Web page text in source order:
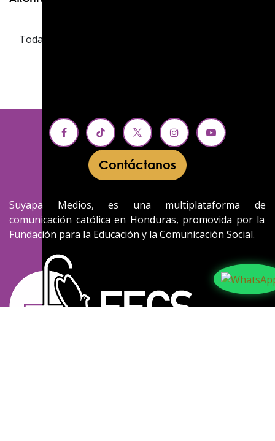
Contáctanos​​
Suyapa Medios, es una multiplataforma de
comunicación católica en Honduras, promovida por la
Fundación para la Educación y la Comunicación Social.